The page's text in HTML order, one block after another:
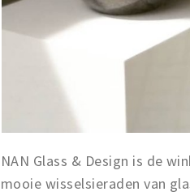
NAN Glass & Design is de
mooie wisselsieraden van